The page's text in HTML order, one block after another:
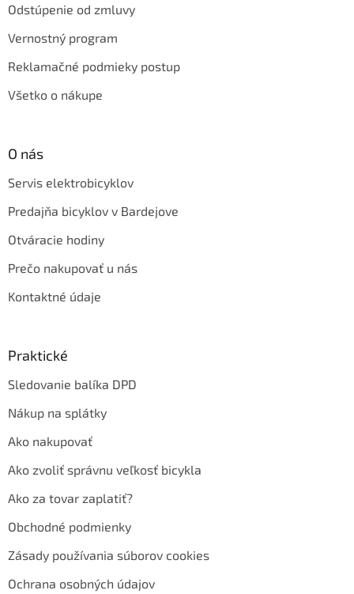
Odstúpenie od zmluvy
Vernostný program
Reklamačné podmieky postup
Všetko o nákupe
O nás
Servis elektrobicyklov
Predajňa bicyklov v Bardejove
Otváracie hodiny
Prečo nakupovať u nás
Kontaktné údaje
Praktické
Sledovanie balíka DPD
Nákup na splátky
Ako nakupovať
Ako zvoliť správnu veľkosť bicykla
Ako za tovar zaplatiť?
Obchodné podmienky
Zásady používania súborov cookies
Ochrana osobných údajov